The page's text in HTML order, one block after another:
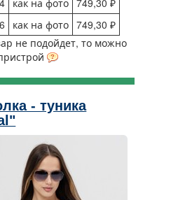
как на фото 749,30 ₽
не подойдет, то можно
- туника